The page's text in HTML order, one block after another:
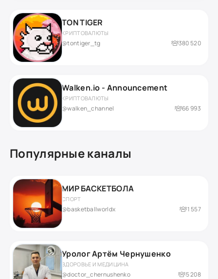
TON TIGER
КРИПТОВАЛЮТЫ
@tontiger_tg 380 520
Walken.io - Announcement
КРИПТОВАЛЮТЫ
@walken_channel 66 993
Популярные каналы
МИР БАСКЕТБОЛА
СПОРТ
@basketballworldx 1 557
Уролог Артём Чернушенко
ЗДОРОВЬЕ И МЕДИЦИНА
@doctor_chernushenko 5 208